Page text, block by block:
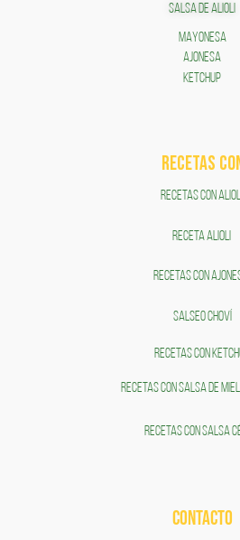
SALSA DE ALIOLI
MAYONESA
AJONESA
KETCHUP
RECETAS
RECETAS CON ALIOLI
RECETA ALIOLI
RECETAS CON
SALSEO CHOVÍ
RECETAS CON
RECETAS CON SALSA DE
RECETAS CON SALSA
CONTACTO